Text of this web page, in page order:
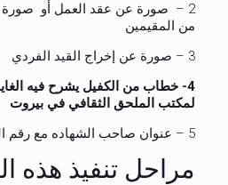
2 – صورة عن عقد العمل أو صورة
من المقيمين
3 – صورة عن إخراج القيد الفردي
4- خطاب من الكفيل يشرح فيه
لمكتب الملحق الثقافي في بيروت
5 – عنوان صاحب الشهاده مع رقم الهاتف والبريد الالكتروني
مراحل تنفيذ هذه